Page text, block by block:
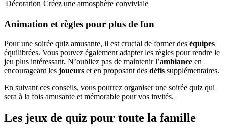
Décoration Créez une atmosphère conviviale
Animation et règles pour plus de fun
Pour une soirée quiz amusante, il est crucial de former des équipes
équilibrées. Vous pouvez également adapter les règles pour rendre le
jeu plus intéressant. N’oubliez pas de maintenir l’ambiance en
encourageant les joueurs et en proposant des défis supplémentaires.
En suivant ces conseils, vous pourrez organiser une soirée quiz qui
sera à la fois amusante et mémorable pour vos invités.
Les jeux de quiz pour toute la famille